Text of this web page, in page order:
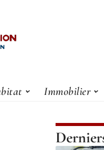
Immobilier